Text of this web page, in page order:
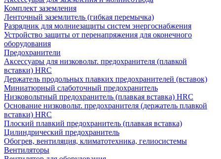
Комплект заземления
Ленточный заземлитель (гибкая перемычка)
Разрядник для молниезащиты систем энергоснабжения
Устройство защиты от перенапряжения для оконечного
оборудования
Предохранители
Аксессуары для низковольт. предохранителя (плавкой
вставки) HRC
Держатель продольных плавких предохранителей (вставок)
Миниатюрный слаботочный предохранитель
Низковольтный предохранитель (плавкая вставка) HRC
Основание низковольт. предохранителя (держатель плавкой
вставки) HRC
Плоский плавкий предохранитель (плавкая вставка)
Цилиндрический предохранитель
Обогрев, вентиляция, климатотехника, гелиосистемы
Вентиляторы